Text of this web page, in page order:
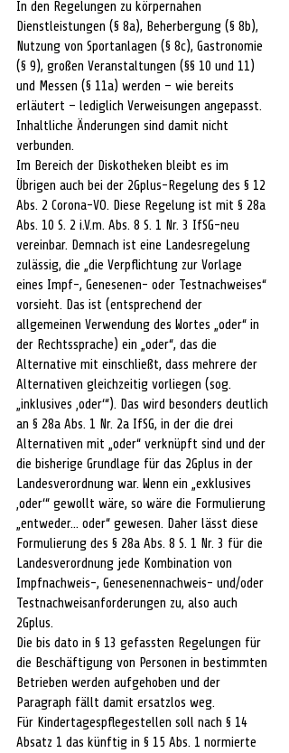
In den Regelungen zu körpernahen
Dienstleistungen (§ 8a), Beherbergung (§ 8b),
Nutzung von Sportanlagen (§ 8c), Gastronomie
(§ 9), großen Veranstaltungen (§§ 10 und 11)
und Messen (§ 11a) werden – wie bereits
erläutert – lediglich Verweisungen angepasst.
Inhaltliche Änderungen sind damit nicht
verbunden.
Im Bereich der Diskotheken bleibt es im
Übrigen auch bei der 2Gplus-Regelung des § 12
Abs. 2 Corona-VO. Diese Regelung ist mit § 28a
Abs. 10 S. 2 i.V.m. Abs. 8 S. 1 Nr. 3 IfSG-neu
vereinbar. Demnach ist eine Landesregelung
zulässig, die „die Verpflichtung zur Vorlage
eines Impf-, Genesenen- oder Testnachweises“
vorsieht. Das ist (entsprechend der
allgemeinen Verwendung des Wortes „oder“ in
der Rechtssprache) ein „oder“, das die
Alternative mit einschließt, dass mehrere der
Alternativen gleichzeitig vorliegen (sog.
„inklusives ‚oder‘“). Das wird besonders deutlich
an § 28a Abs. 1 Nr. 2a IfSG, in der die drei
Alternativen mit „oder“ verknüpft sind und der
die bisherige Grundlage für das 2Gplus in der
Landesverordnung war. Wenn ein „exklusives
‚oder‘“ gewollt wäre, so wäre die Formulierung
„entweder… oder“ gewesen. Daher lässt diese
Formulierung des § 28a Abs. 8 S. 1 Nr. 3 für die
Landesverordnung jede Kombination von
Impfnachweis-, Genesenennachweis- und/oder
Testnachweisanforderungen zu, also auch
2Gplus.
Die bis dato in § 13 gefassten Regelungen für
die Beschäftigung von Personen in bestimmten
Betrieben werden aufgehoben und der
Paragraph fällt damit ersatzlos weg.
Für Kindertagespflegestellen soll nach § 14
Absatz 1 das künftig in § 15 Abs. 1 normierte